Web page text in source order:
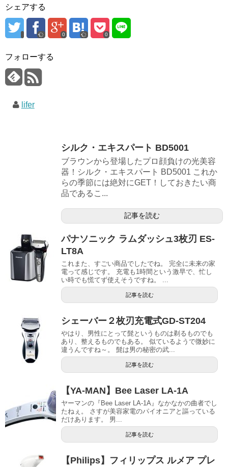
シェアする
0 0
フォローする
lifer
シルク・エキスパート BD5001
ブラウンから登場したプロ顔負けの光美容
器！シルク・エキスパート BD5001 これか
らの季節には絶対にGET！しておきたい商
品であるこ...
記事を読む
パナソニック ラムダッシュ3枚刃 ES-
LT8A
これまた、すごい商品でしたでね。 完全に未来の家
電って感じです。 充電も1時間という激早で、忙し
い時でも慌てず使えそうですね。 ...
記事を読む
シェーバー２枚刃充電式GD-ST204
やはり、男性にとって髭というものは剃るものでも
あり、整えるものでもある。 似ているようで微妙に
違うんですね～。 髭は男の秘密の武...
記事を読む
【YA-MAN】Bee Laser LA-1A
ヤーマンの『Bee Laser LA-1A』なかなかの曲者でし
たねぇ。 さすが美容家電のパイオニアと謳っている
だけあります。 男...
記事を読む
【Philips】フィリップス ルメア プレ